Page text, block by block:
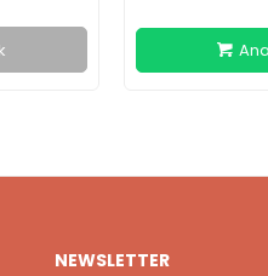
NEWSLETTER